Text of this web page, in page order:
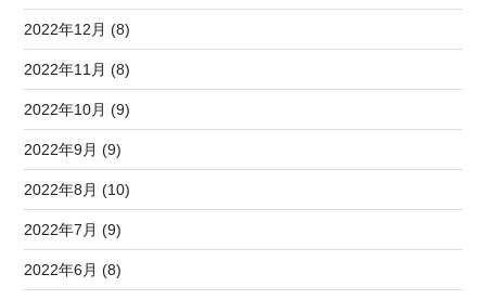
2022年12月 (8)
2022年11月 (8)
2022年10月 (9)
2022年9月 (9)
2022年8月 (10)
2022年7月 (9)
2022年6月 (8)